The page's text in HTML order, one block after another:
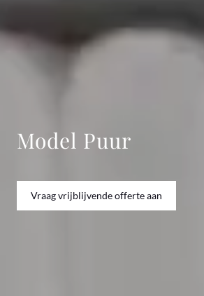
Model Puur
Vraag vrijblijvende offerte aan